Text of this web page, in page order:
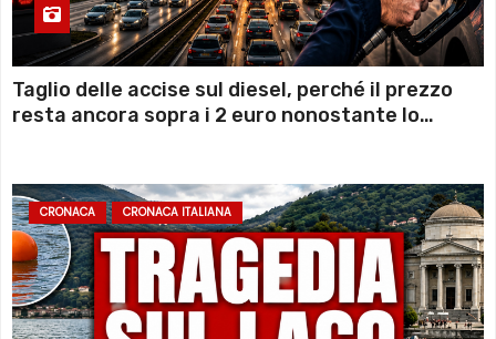
Taglio delle accise sul diesel, perché il prezzo
resta ancora sopra i 2 euro nonostante lo
CRONACA CRONACA ITALIANA